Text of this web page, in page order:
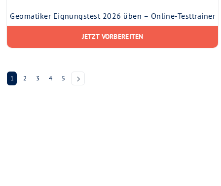
Geomatiker Eignungstest 2026 üben – Online-Testtrainer
JETZT VORBEREITEN
1 2 3 4 5